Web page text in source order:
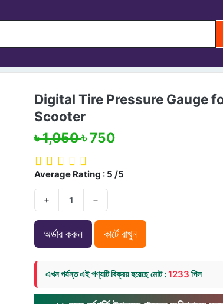
Digital Tire Pressure Gauge
Scooter
৳ 1,050৳ 750
Average Rating : 5 /5
+ −
অর্ডার করুন কার্টে রাখুন
এখন পর্যন্ত এই পণ্যটি বিক্রয় হয়েছে মোট :1233 পিস